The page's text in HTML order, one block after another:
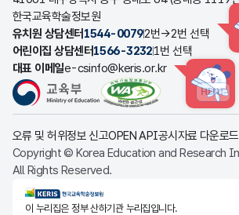
한국교육학술정보원
유치원 상담센터 1544-00792번→2번 선택
어린이집 상담센터1566-32321번 선택
대표 이메일e-csinfo@keris.or.kr
HINT
오류 및 허위정보 신고OPEN API공시자료 다운로드
Copyright © Korea Education and Research
All Rights Reserved.
KERIS한국교육학술정보원
이 누리집은 정부 산하기관 누리집입니다.